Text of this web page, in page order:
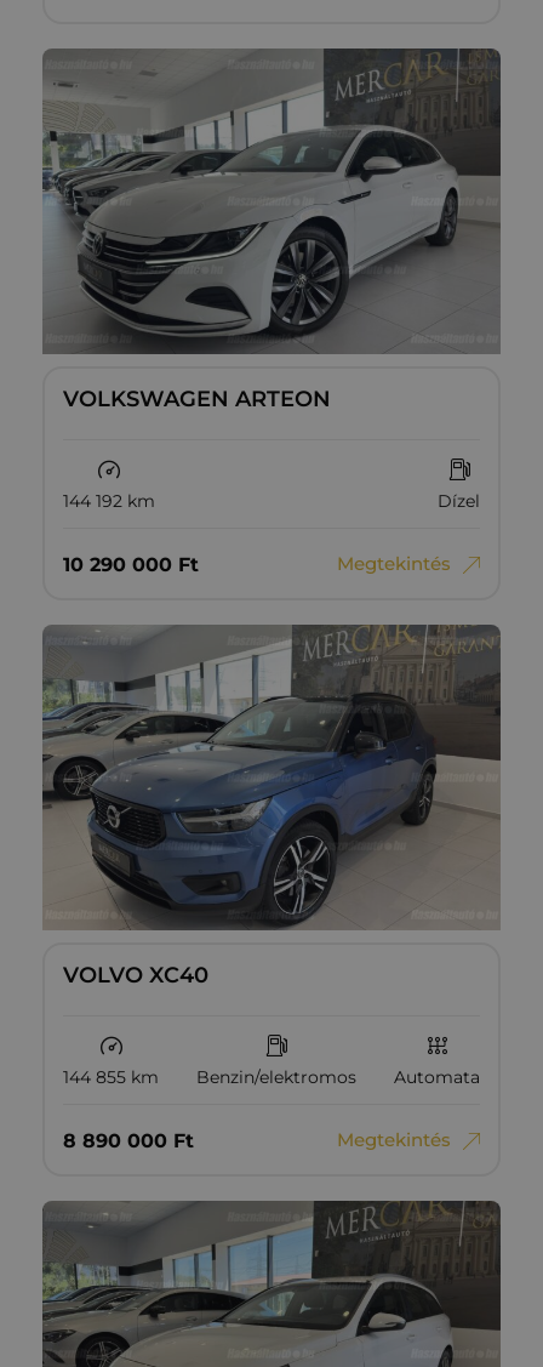
VOLKSWAGEN ARTEON
144 192 km Dízel
10‏‏‎ ‎290‏‏‎ ‎000 Ft Megtekintés
VOLVO XC40
144 855 km Benzin/elektromos Automata
8‏‏‎ ‎890‏‏‎ ‎000 Ft Megtekintés